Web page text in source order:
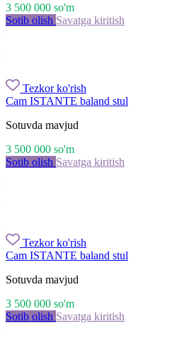
3 500 000 so'm
Sotib olish Savatga kiritish
Tezkor ko'rish
Cam ISTANTE baland stul
Sotuvda mavjud
3 500 000 so'm
Sotib olish Savatga kiritish
Tezkor ko'rish
Cam ISTANTE baland stul
Sotuvda mavjud
3 500 000 so'm
Sotib olish Savatga kiritish